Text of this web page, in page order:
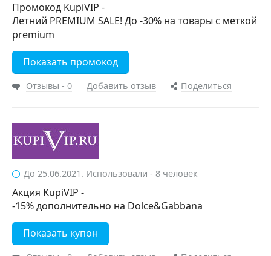
Промокод KupiVIP -
Летний PREMIUM SALE! До -30% на товары с меткой
premium
Показать промокод
Отзывы - 0 Добавить отзыв Поделиться
До 25.06.2021. Использовали - 8 человек
Акция KupiVIP -
-15% дополнительно на Dolce&Gabbana
Показать купон